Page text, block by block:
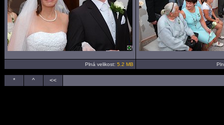
Plná velikost: 5.2 MB
* ^ <<